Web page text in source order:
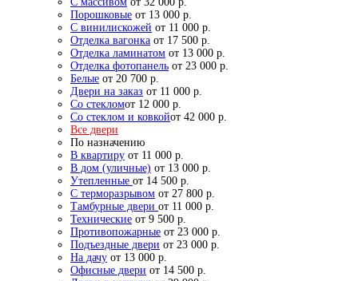
Порошковые от 13 000 р.
С винилискожей от 11 000 р.
Отделка вагонка от 17 500 р.
Отделка ламинатом от 13 000 р.
Отделка фотопанель от 23 000 р.
Белые от 20 700 р.
Двери на заказ от 11 000 р.
Со стекломот 12 000 р.
Со стеклом и ковкойот 42 000 р.
Все двери
По назначению
В квартиру от 11 000 р.
В дом (уличные) от 13 000 р.
Утепленные от 14 500 р.
С терморазрывом от 27 800 р.
Тамбурные двери от 11 000 р.
Технические от 9 500 р.
Противопожарные от 23 000 р.
Подъездные двери от 23 000 р.
На дачу от 13 000 р.
Офисные двери от 14 500 р.